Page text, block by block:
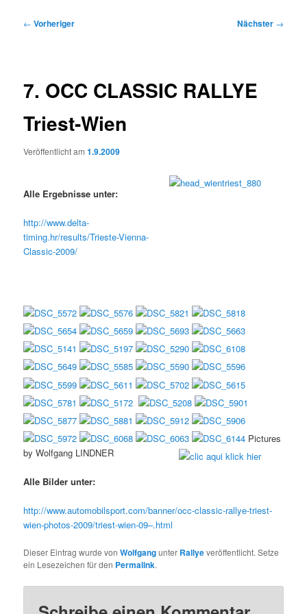
Beitragsnavigation
← Vorheriger Nächster →
7. OCC CLASSIC RALLYE
Triest-Wien
Veröffentlicht am1.9.2009
Alle Ergebnisse unter:
http://www.delta-
timing.hr/results/Trieste-Vienna-
Classic-2009/
Pictures
by Wolfgang LINDNER
Alle Bilder unter:
http://www.automobilsport.com/banner/occ-classic-rallye-triest-
wien-photos-2009/triest-wien-09–.html
Dieser Eintrag wurde vonWolfgangunter Rallyeveröffentlicht. Setze
ein Lesezeichen für den Permalink.